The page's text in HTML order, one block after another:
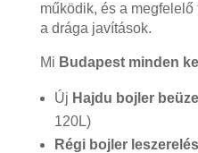
működik, és a
a drága javítások.
Mi Budapest minden
Új Hajdu bojler
120L)
Régi bojler